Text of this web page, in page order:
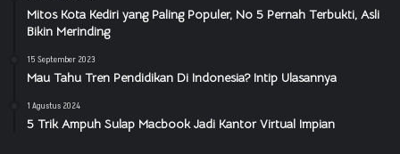
Mitos Kota Kediri yang Paling Populer, No 5 Pernah Terbukti, Asli
Bikin Merinding
15 September 2023
Mau Tahu Tren Pendidikan Di Indonesia? Intip Ulasannya
1 Agustus 2024
5 Trik Ampuh Sulap Macbook Jadi Kantor Virtual Impian